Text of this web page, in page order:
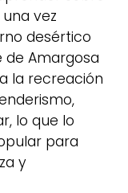
vez
desértico
de Amargosa
la recreación
lo que lo
para
y